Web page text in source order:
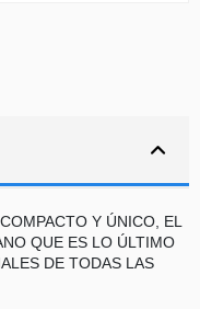
Y ÚNICO, EL
QUE ES LO ÚLTIMO
DE TODAS LAS